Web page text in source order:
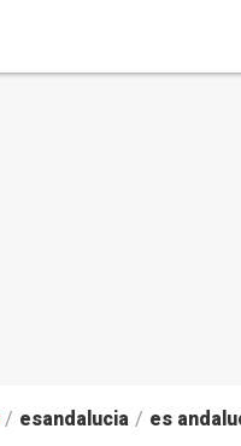
/ esandalucia / es